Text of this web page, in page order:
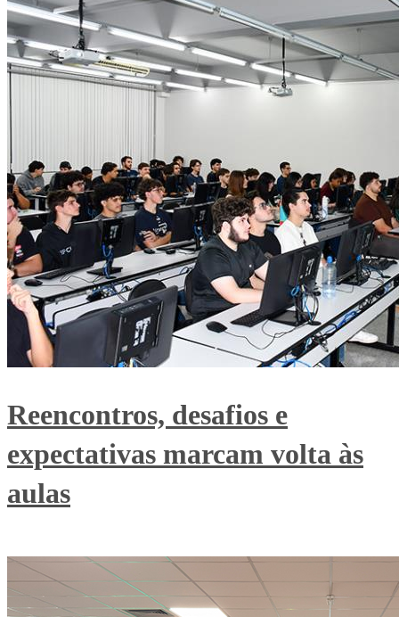
Reencontros, desafios e
expectativas marcam volta às
aulas